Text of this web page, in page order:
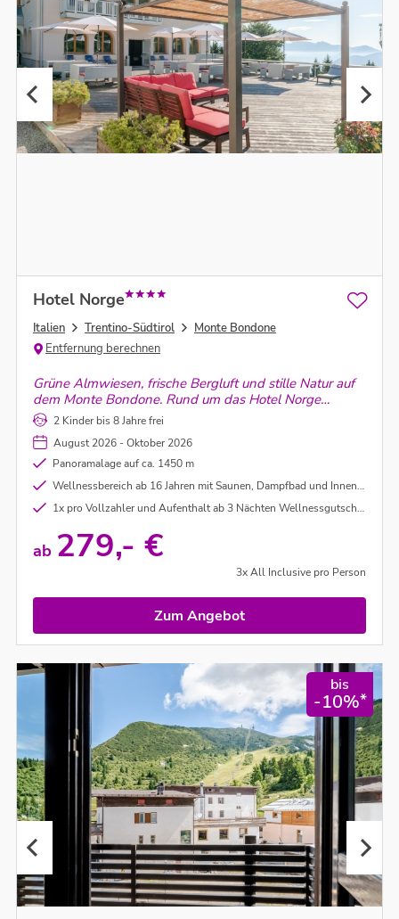
Hotel Norge
Italien Trentino-Südtirol
Monte Bondone
Entfernung berechnen
Grüne Almwiesen, frische Bergluft und stille Natur auf
dem Monte Bondone. Rund um das Hotel Norge
entsteht eine Sommerauszeit voller Ruhe, Genuss und
italienischem Bergflair.
2 Kinder bis 8 Jahre frei
August 2026 - Oktober 2026
Panoramalage auf ca. 1450 m
Wellnessbereich ab 16 Jahren mit Saunen, Dampfbad und Innenpool
1x pro Vollzahler und Aufenthalt ab 3 Nächten Wellnessgutschein im Wert von 25,-€
ab 279,- €
3x All Inclusive pro Person
Zum Angebot
bis
-10%*